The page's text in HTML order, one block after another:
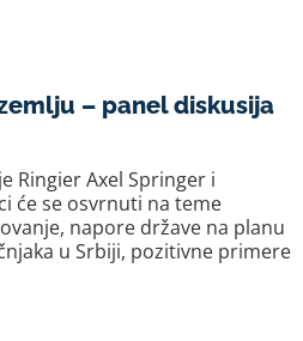
– panel diskusija
Ringier Axel Springer i
će se osvrnuti na teme
napore države na planu
u Srbiji, pozitivne primere